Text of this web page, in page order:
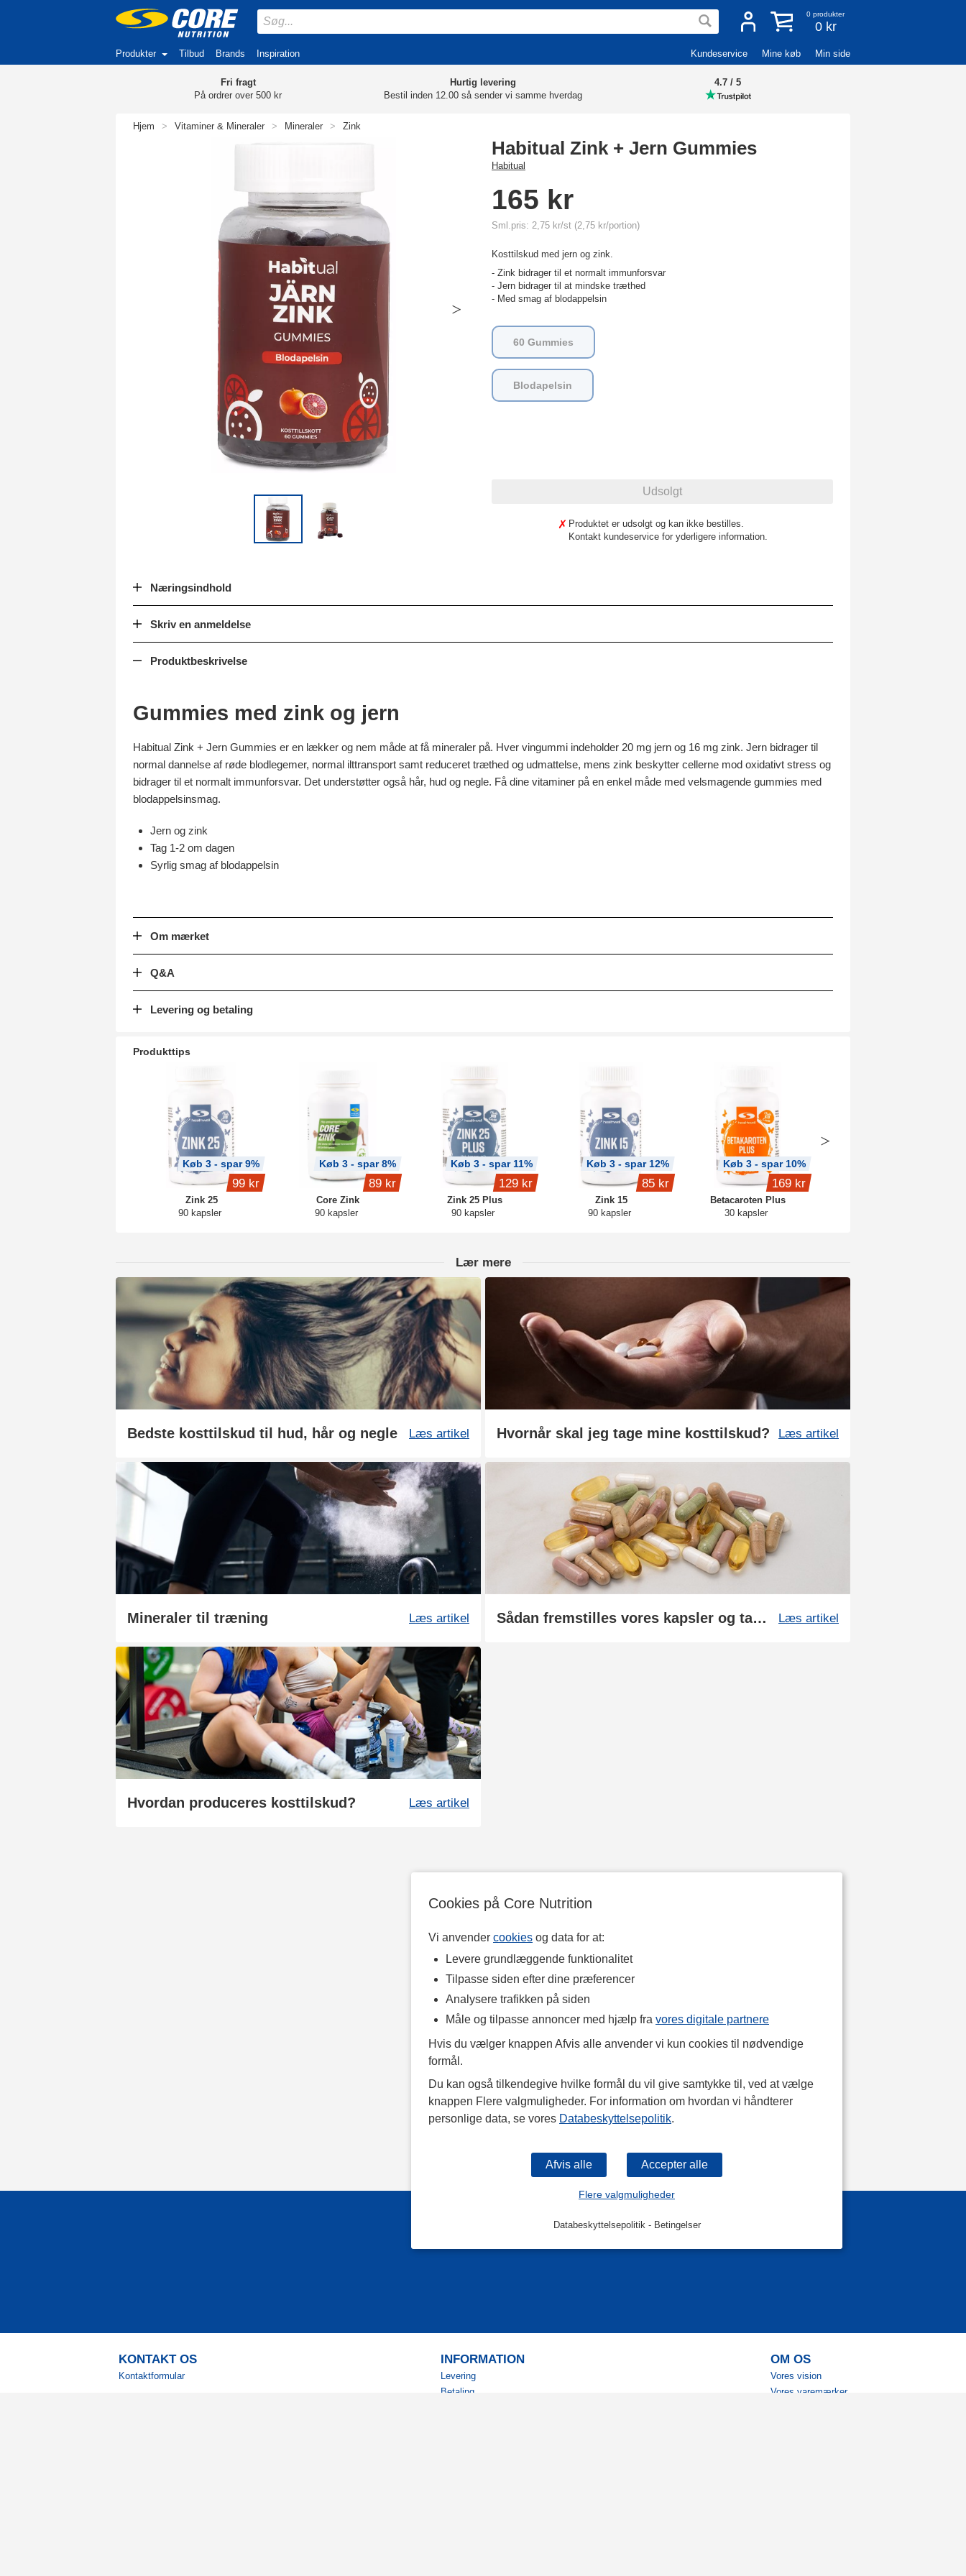
Cookies på Core Nutrition
Vi anvender cookies og data for at:
Levere grundlæggende funktionalitet
Tilpasse siden efter dine præferencer
Analysere trafikken på siden
Måle og tilpasse annoncer med hjælp fra vores digitale partnere
Hvis du vælger knappen Afvis alle anvender vi kun cookies til nødvendige
formål.
Du kan også tilkendegive hvilke formål du vil give samtykke til, ved at vælge
knappen Flere valgmuligheder. For information om hvordan vi håndterer
personlige data, se vores Databeskyttelsepolitik.
Flere valgmuligheder
Databeskyttelsepolitik- Betingelser
0 produkter
0 kr
Produkter Tilbud Brands Inspiration Kundeservice Mine køb Min side
Fri fragt
På ordrer over 500 kr
Hurtig levering
Bestil inden 12.00 så sender vi samme hverdag
4.7 / 5
Hjem > Vitaminer & Mineraler > Mineraler > Zink
Habitual Zink + Jern Gummies
Habitual
165 kr
Sml.pris: 2,75 kr/st (2,75 kr/portion)
Kosttilskud med jern og zink.
- Zink bidrager til et normalt immunforsvar
- Jern bidrager til at mindske træthed
- Med smag af blodappelsin
60 Gummies
Blodapelsin
Produktet er udsolgt og kan ikke bestilles.
Kontakt kundeservicefor yderligere information.
Næringsindhold
Skriv en anmeldelse
Produktbeskrivelse
Gummies med zink og jern
Habitual Zink + Jern Gummies er en lækker og nem måde at få mineraler på. Hver vingummi indeholder 20 mg jern og 16 mg zink. Jern bidrager til
normal dannelse af røde blodlegemer, normal ilttransport samt reduceret træthed og udmattelse, mens zink beskytter cellerne mod oxidativt stress og
bidrager til et normalt immunforsvar. Det understøtter også hår, hud og negle. Få dine vitaminer på en enkel måde med velsmagende gummies med
blodappelsinsmag.
Jern og zink
Tag 1-2 om dagen
Syrlig smag af blodappelsin
Om mærket
Q&A
Levering og betaling
Produkttips
Zink 25
90 kapsler
Køb 3 - spar 9%
99 kr
Core Zink
90 kapsler
Køb 3 - spar 8%
89 kr
Zink 25 Plus
90 kapsler
Køb 3 - spar 11%
129 kr
Zink 15
90 kapsler
Køb 3 - spar 12%
85 kr
Betacaroten Plus
30 kapsler
Køb 3 - spar 10%
169 kr
Lær mere
Bedste kosttilskud til hud, hår og negle Læs artikel Hvornår skal jeg tage mine kosttilskud? Læs artikel
Mineraler til træning Læs artikel Sådan fremstilles vores kapsler og tabletter Læs artikel
Hvordan produceres kosttilskud? Læs artikel
KONTAKT OS
Kontaktformular
INFORMATION
Levering
Betaling
OM OS
Vores vision
Vores varemærker